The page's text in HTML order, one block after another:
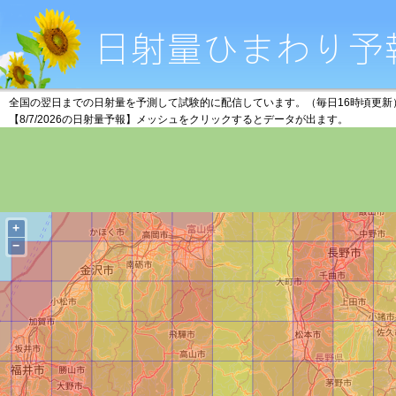
全国の翌日までの日射量を予測して試験的に配信しています。（毎日16時頃更新
【8/7/2026の日射量予報】メッシュをクリックするとデータが出ます。
+
−